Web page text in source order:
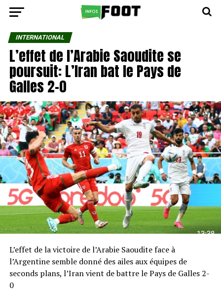
INTERNATIONAL
L’effet de l’Arabie Saoudite se
poursuit: L’Iran bat le Pays de
Galles 2-0
L’effet de la victoire de l’Arabie Saoudite face à
l’Argentine semble donné des ailes aux équipes de
seconds plans, l’Iran vient de battre le Pays de Galles 2-
0